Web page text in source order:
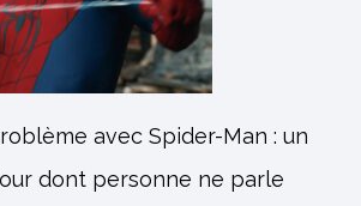
avec Spider-Man : un
dont personne ne parle